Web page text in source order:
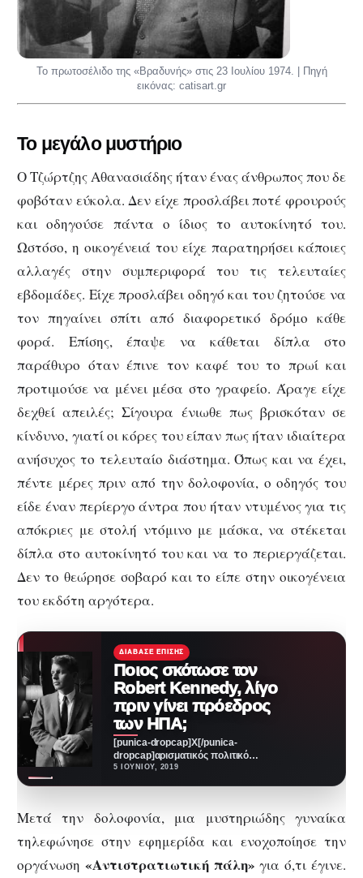
Το πρωτοσέλιδο της «Βραδυνής» στις 23 Ιουλίου 1974. | Πηγή
εικόνας: catisart.gr
Το μεγάλο μυστήριο
Ο Τζώρτζης Αθανασιάδης ήταν ένας άνθρωπος που δε
φοβόταν εύκολα. Δεν είχε προσλάβει ποτέ φρουρούς
και οδηγούσε πάντα ο ίδιος το αυτοκίνητό του.
Ωστόσο, η οικογένειά του είχε παρατηρήσει κάποιες
αλλαγές στην συμπεριφορά του τις τελευταίες
εβδομάδες. Είχε προσλάβει οδηγό και του ζητούσε να
τον πηγαίνει σπίτι από διαφορετικό δρόμο κάθε
φορά. Επίσης, έπαψε να κάθεται δίπλα στο
παράθυρο όταν έπινε τον καφέ του το πρωί και
προτιμούσε να μένει μέσα στο γραφείο. Άραγε είχε
δεχθεί απειλές; Σίγουρα ένιωθε πως βρισκόταν σε
κίνδυνο, γιατί οι κόρες του είπαν πως ήταν ιδιαίτερα
ανήσυχος το τελευταίο διάστημα. Όπως και να έχει,
πέντε μέρες πριν από την δολοφονία, ο οδηγός του
είδε έναν περίεργο άντρα που ήταν ντυμένος για τις
απόκριες με στολή ντόμινο με μάσκα, να στέκεται
δίπλα στο αυτοκίνητό του και να το περιεργάζεται.
Δεν το θεώρησε σοβαρό και το είπε στην οικογένεια
του εκδότη αργότερα.
ΔΙΆΒΑΣΕ ΕΠΊΣΗΣ
Ποιος σκότωσε τον
Robert Kennedy, λίγο
πριν γίνει πρόεδρος
των ΗΠΑ;
[punica-dropcap]Χ[/punica-
dropcap]αρισματικός πολιτικός,
λαοφιλής, με πειθώ και οξύνοια,
5 ΙΟΥΝΊΟΥ, 2019
Μετά την δολοφονία, μια μυστηριώδης γυναίκα
τηλεφώνησε στην εφημερίδα και ενοχοποίησε την
οργάνωση «Αντιστρατιωτική πάλη» για ό,τι έγινε.